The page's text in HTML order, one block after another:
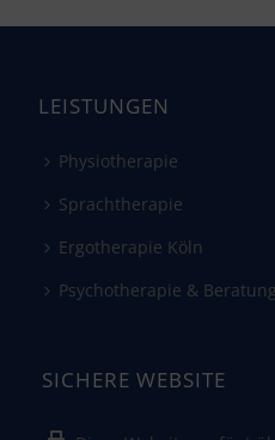
LEISTUNGEN
Physiotherapie
Sprachtherapie
Ergotherapie Köln
Psychotherapie & Beratung
SICHERE WEBSITE